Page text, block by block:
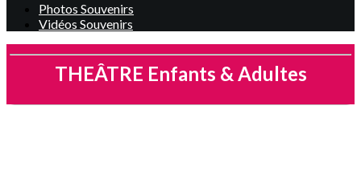
Photos Souvenirs
Vidéos Souvenirs
THEÂTRE Enfants & Adultes